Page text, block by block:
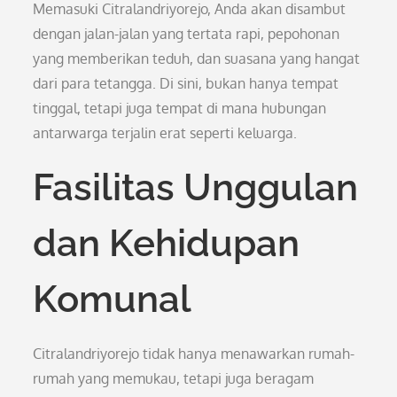
Memasuki Citralandriyorejo, Anda akan disambut
dengan jalan-jalan yang tertata rapi, pepohonan
yang memberikan teduh, dan suasana yang hangat
dari para tetangga. Di sini, bukan hanya tempat
tinggal, tetapi juga tempat di mana hubungan
antarwarga terjalin erat seperti keluarga.
Fasilitas Unggulan
dan Kehidupan
Komunal
Citralandriyorejo tidak hanya menawarkan rumah-
rumah yang memukau, tetapi juga beragam